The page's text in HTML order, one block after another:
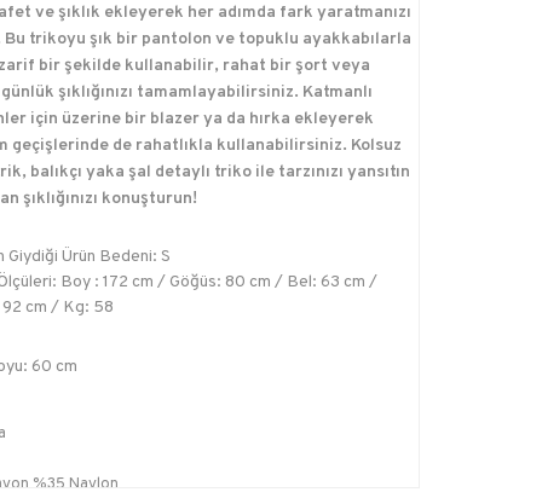
ve şıklık ekleyerek her adımda fark yaratmanızı
Bu trikoyu şık bir pantolon ve topuklu ayakkabılarla
bir şekilde kullanabilir, rahat bir şort veya
şıklığınızı tamamlayabilirsiniz. Katmanlı
için üzerine bir blazer ya da hırka ekleyerek
geçişlerinde de rahatlıkla kullanabilirsiniz. Kolsuz
balıkçı yaka şal detaylı triko ile tarzınızı yansıtın
şıklığınızı konuşturun!
Giydiği Ürün Bedeni: S
Boy : 172 cm / Göğüs: 80 cm / Bel: 63 cm /
92 cm / Kg: 58
60 cm
%35 Naylon